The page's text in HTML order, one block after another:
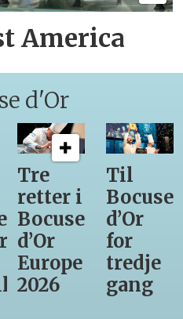
America
d'Or
Tre
retter i
Bocuse
d’Or
Europe
2026
Til
Bocuse
d’Or
for
tredje
gang